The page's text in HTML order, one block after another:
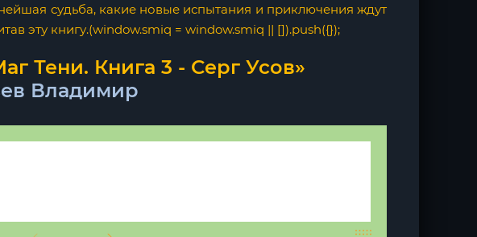
судьба, какие новые испытания и приключения ждут
эту книгу.(window.smiq = window.smiq || []).push({});
Тени. Книга 3 - Серг Усов»
Владимир